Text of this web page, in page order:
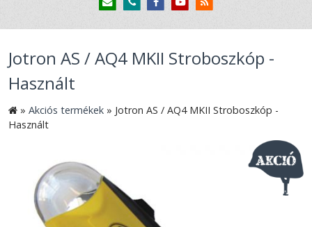
Jotron AS / AQ4 MKII Stroboszkóp -
Használt
» Akciós termékek » Jotron AS / AQ4 MKII Stroboszkóp -
Használt